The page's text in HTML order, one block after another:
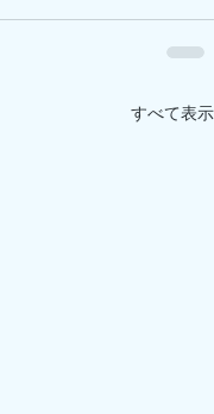
すべて表示